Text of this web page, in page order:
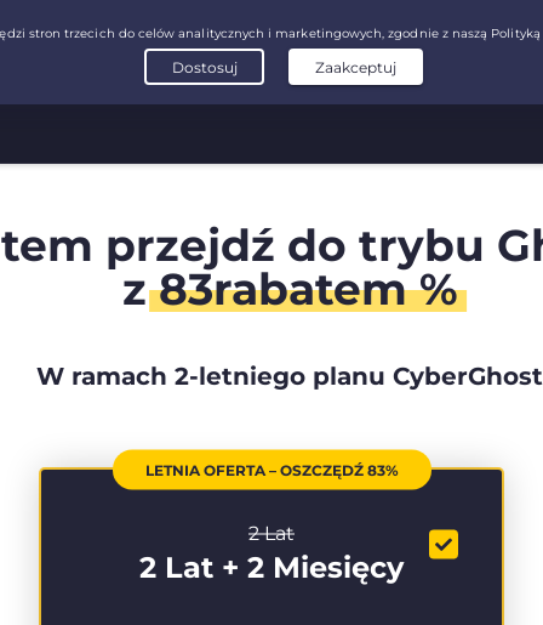
przejdź do trybu
z83rabatem %
W ramach 2-letniego planu CyberGhost
LETNIA OFERTA – OSZCZĘDŹ 83%
2 Lat
2 Lat + 2 Miesięcy